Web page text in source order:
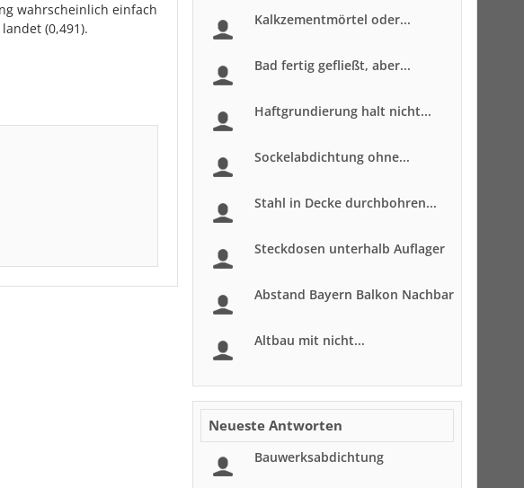
wahrscheinlich einfach
(0,491).
Kalkzementmörtel oder...
Bad fertig gefließt, aber...
Haftgrundierung halt nicht...
Sockelabdichtung ohne...
Stahl in Decke durchbohren...
Steckdosen unterhalb Auflager
Abstand Bayern Balkon Nachbar
Altbau mit nicht...
Neueste Antworten
Bauwerksabdichtung